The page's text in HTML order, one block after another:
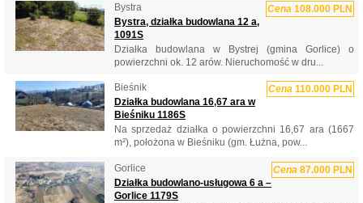
Bystra Cena 108.000 PLN
Bystra, działka budowlana 12 a,
1091S
Działka budowlana w Bystrej (gmina Gorlice) o
powierzchni ok. 12 arów. Nieruchomość w dru...
Bieśnik Cena 110.000 PLN
Działka budowlana 16,67 ara w
Bieśniku 1186S
Na sprzedaż działka o powierzchni 16,67 ara (1667
m²), położona w Bieśniku (gm. Łużna, pow...
Gorlice Cena 87.000 PLN
Działka budowlano-usługowa 6 a –
Gorlice 1179S